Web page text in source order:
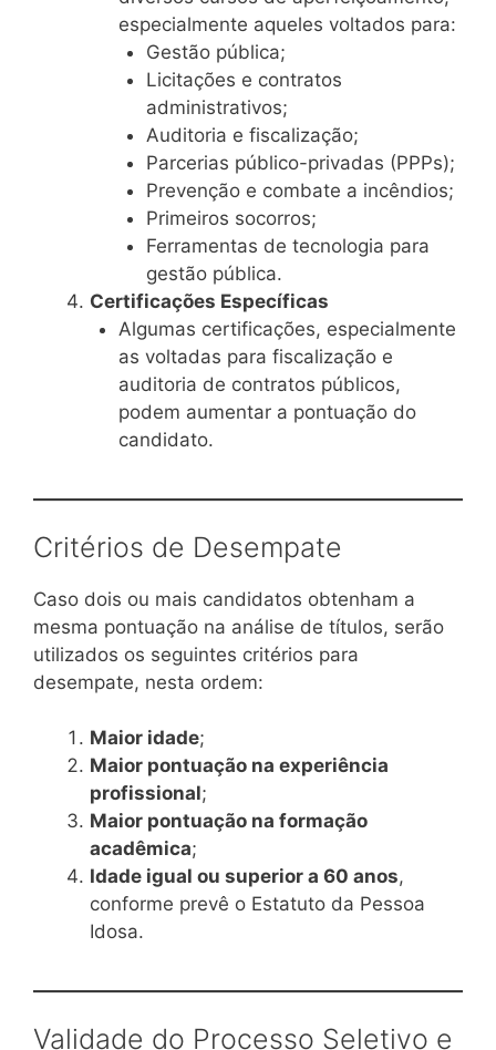
especialmente aqueles voltados para:
Gestão pública;
Licitações e contratos
administrativos;
Auditoria e fiscalização;
Parcerias público-privadas (PPPs);
Prevenção e combate a incêndios;
Primeiros socorros;
Ferramentas de tecnologia para
gestão pública.
Certificações Específicas
Algumas certificações, especialmente
as voltadas para fiscalização e
auditoria de contratos públicos,
podem aumentar a pontuação do
candidato.
Critérios de Desempate
Caso dois ou mais candidatos obtenham a
mesma pontuação na análise de títulos, serão
utilizados os seguintes critérios para
desempate, nesta ordem:
Maior idade;
Maior pontuação na experiência
profissional;
Maior pontuação na formação
acadêmica;
Idade igual ou superior a 60 anos,
conforme prevê o Estatuto da Pessoa
Idosa.
Validade do Processo Seletivo e